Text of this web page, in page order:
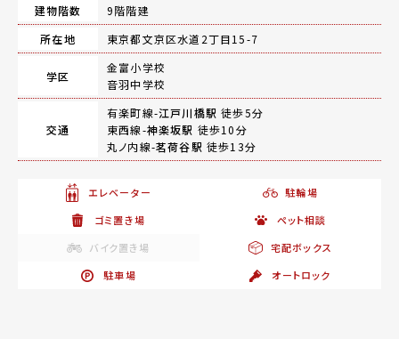
建物階数
9階階建
所在地
東京都文京区水道2丁目15-7
学区
金富小学校
音羽中学校
交通
有楽町線-江戸川橋駅 徒歩5分
東西線-神楽坂駅 徒歩10分
丸ノ内線-茗荷谷駅 徒歩13分
エレベーター
駐輪場
ゴミ置き場
ペット相談
バイク置き場
宅配ボックス
駐車場
オートロック